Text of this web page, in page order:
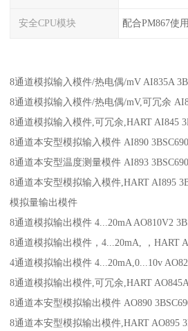
安全CPU模块 配合PM867使用
8通道模拟输入模件/热电偶/mV AI835A
8通道模拟输入模件/热电偶/mV,可冗余
8通道模拟输入模件,可冗余,HART AI845
8通道本安型模拟输入模件 AI890
8通道本安型温度测量模件 AI893
8通道本安型模拟输入模件,HART AI895
模拟量输出模件
8通道模拟输出模件 4...20mA AO810V2
8通道模拟输出模件，4...20mA, ，HART
4通道模拟输出模件 4...20mA,0...10v
8通道模拟输出模件,可冗余,HART AO845A
8通道本安型模拟输出模件 AO890
8通道本安型模拟输出模件,HART AO895